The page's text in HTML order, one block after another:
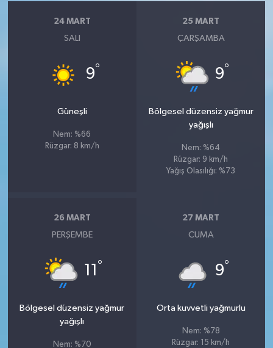
24 MART
SALI
9°
Güneşli
Nem: %66
Rüzgar: 8 km/h
25 MART
ÇARŞAMBA
9°
Bölgesel düzensiz yağmur
yağışlı
Nem: %64
Rüzgar: 9 km/h
Yağış Olasılığı: %73
26 MART
PERŞEMBE
11 °
Bölgesel düzensiz yağmur
yağışlı
Nem: %70
27 MART
CUMA
9°
Orta kuvvetli yağmurlu
Nem: %78
Rüzgar: 15 km/h